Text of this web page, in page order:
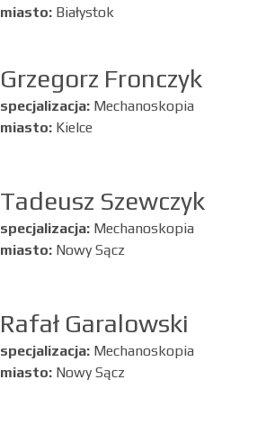
miasto: Białystok
Grzegorz Fronczyk
specjalizacja: Mechanoskopia
miasto: Kielce
Tadeusz Szewczyk
specjalizacja: Mechanoskopia
miasto: Nowy Sącz
Rafał Garalowski
specjalizacja: Mechanoskopia
miasto: Nowy Sącz